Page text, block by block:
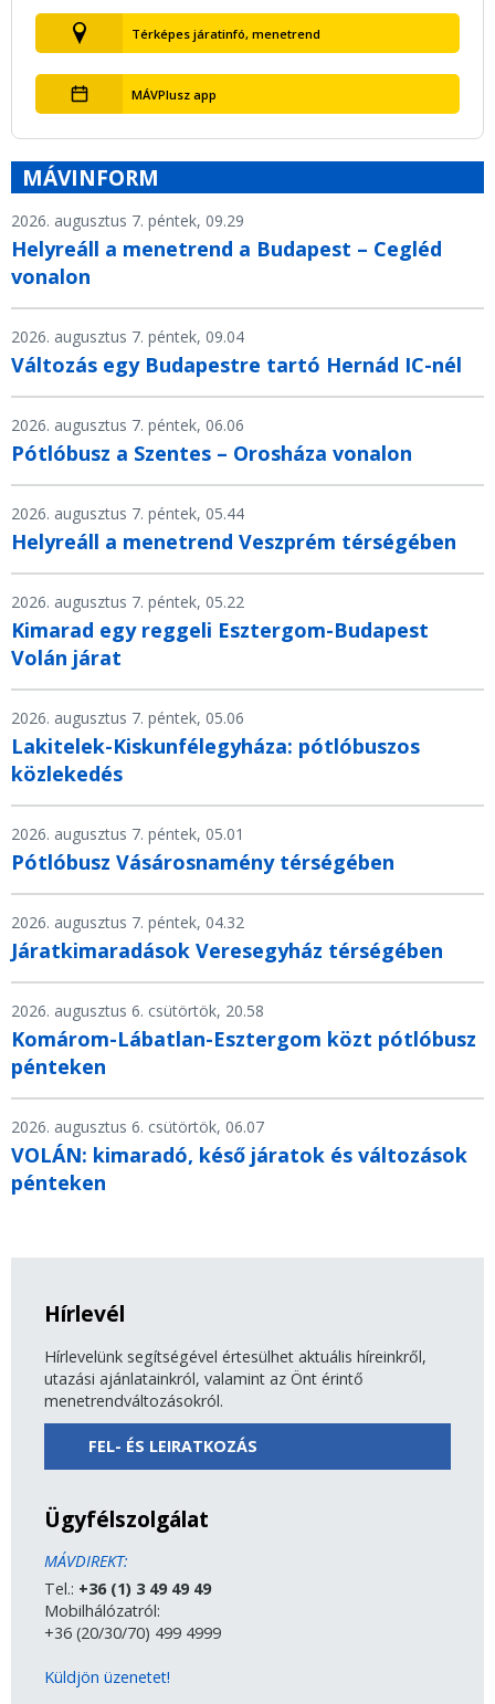
Térképes járatinfó, menetrend
MÁVPlusz app
MÁVINFORM
2026. augusztus 7. péntek, 09.29
Helyreáll a menetrend a Budapest – Cegléd
vonalon
2026. augusztus 7. péntek, 09.04
Változás egy Budapestre tartó Hernád IC-nél
2026. augusztus 7. péntek, 06.06
Pótlóbusz a Szentes – Orosháza vonalon
2026. augusztus 7. péntek, 05.44
Helyreáll a menetrend Veszprém térségében
2026. augusztus 7. péntek, 05.22
Kimarad egy reggeli Esztergom-Budapest
Volán járat
2026. augusztus 7. péntek, 05.06
Lakitelek-Kiskunfélegyháza: pótlóbuszos
közlekedés
2026. augusztus 7. péntek, 05.01
Pótlóbusz Vásárosnamény térségében
2026. augusztus 7. péntek, 04.32
Járatkimaradások Veresegyház térségében
2026. augusztus 6. csütörtök, 20.58
Komárom-Lábatlan-Esztergom közt pótlóbusz
pénteken
2026. augusztus 6. csütörtök, 06.07
VOLÁN: kimaradó, késő járatok és változások
pénteken
Hírlevél
Hírlevelünk segítségével értesülhet aktuális híreinkről,
utazási ajánlatainkról, valamint az Önt érintő
menetrendváltozásokról.
FEL- ÉS LEIRATKOZÁS
Ügyfélszolgálat
MÁVDIREKT:
Tel.: +36 (1) 3 49 49 49
Mobilhálózatról:
+36 (20/30/70) 499 4999
Küldjön üzenetet!